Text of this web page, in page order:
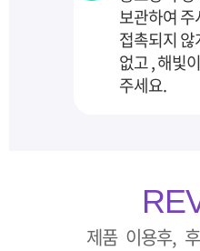
보관하여
접촉되지 않
없고 , 해빛
주세요.
제품 이용후,